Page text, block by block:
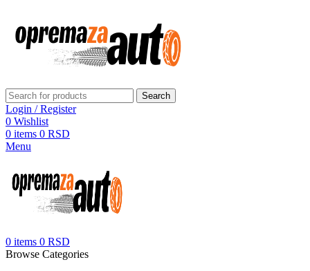
Search
Login / Register
0 Wishlist
0 items 0 RSD
Menu
0 items 0 RSD
Browse Categories